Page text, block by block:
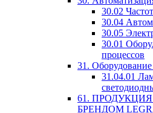
30.02
30.04
30.05
30.01
процессов
31.
31.04.01
61. ПРОДУКЦИЯ
БРЕНДОМ